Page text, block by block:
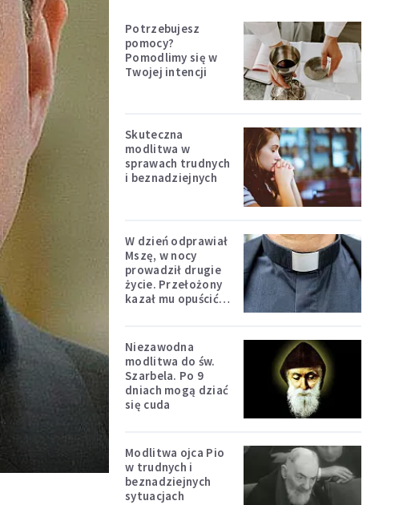
Potrzebujesz
pomocy?
Pomodlimy się w
Twojej intencji
Skuteczna
modlitwa w
sprawach trudnych
i beznadziejnych
W dzień odprawiał
Mszę, w nocy
prowadził drugie
życie. Przełożony
kazał mu opuścić
Niezawodna
modlitwa do św.
Szarbela. Po 9
dniach mogą dziać
się cuda
Modlitwa ojca Pio
w trudnych i
beznadziejnych
sytuacjach